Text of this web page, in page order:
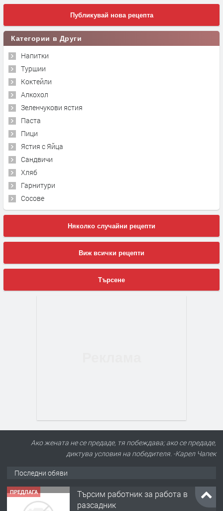
Публикувай нова рецепта
Категории в Други
Напитки
Туршии
Коктейли
Алкохол
Зеленчукови ястия
Паста
Пици
Ястия с Яйца
Сандвичи
Хляб
Гарнитури
Сосове
Няколко случайни рецепти
Виж всички рецепти
Търсене
Ако жената не се предаде, тя побеждава; ако се предаде,
диктува условия на победителя. -Карел Чапек
Последни обяви
ПРЕДЛАГА
Търсим работник за работа в
разсадник